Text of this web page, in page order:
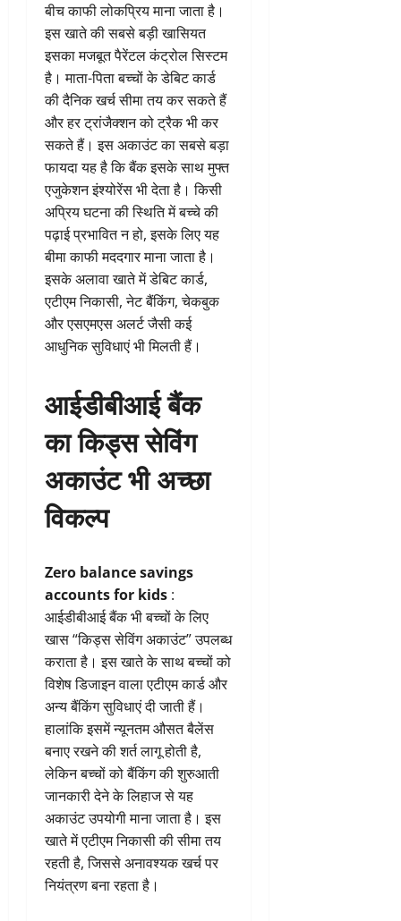
बीच काफी लोकप्रिय माना जाता है।
इस खाते की सबसे बड़ी खासियत
इसका मजबूत पैरेंटल कंट्रोल सिस्टम
है। माता-पिता बच्चों के डेबिट कार्ड
की दैनिक खर्च सीमा तय कर सकते हैं
और हर ट्रांजैक्शन को ट्रैक भी कर
सकते हैं। इस अकाउंट का सबसे बड़ा
फायदा यह है कि बैंक इसके साथ मुफ्त
एजुकेशन इंश्योरेंस भी देता है। किसी
अप्रिय घटना की स्थिति में बच्चे की
पढ़ाई प्रभावित न हो, इसके लिए यह
बीमा काफी मददगार माना जाता है।
इसके अलावा खाते में डेबिट कार्ड,
एटीएम निकासी, नेट बैंकिंग, चेकबुक
और एसएमएस अलर्ट जैसी कई
आधुनिक सुविधाएं भी मिलती हैं।
आईडीबीआई बैंक
का किड्स सेविंग
अकाउंट भी अच्छा
विकल्प
Zero balance savings
accounts for kids :
आईडीबीआई बैंक भी बच्चों के लिए
खास “किड्स सेविंग अकाउंट” उपलब्ध
कराता है। इस खाते के साथ बच्चों को
विशेष डिजाइन वाला एटीएम कार्ड और
अन्य बैंकिंग सुविधाएं दी जाती हैं।
हालांकि इसमें न्यूनतम औसत बैलेंस
बनाए रखने की शर्त लागू होती है,
लेकिन बच्चों को बैंकिंग की शुरुआती
जानकारी देने के लिहाज से यह
अकाउंट उपयोगी माना जाता है। इस
खाते में एटीएम निकासी की सीमा तय
रहती है, जिससे अनावश्यक खर्च पर
नियंत्रण बना रहता है।